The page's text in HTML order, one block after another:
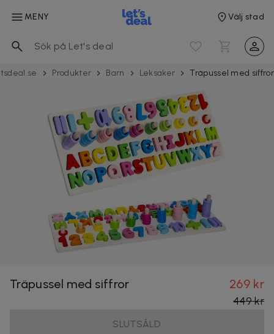
MENY Välj stad
Produkter Barn Leksaker Träpussel med siffror
Träpussel med siffror 269 kr
449 kr
SLUTSÅLD